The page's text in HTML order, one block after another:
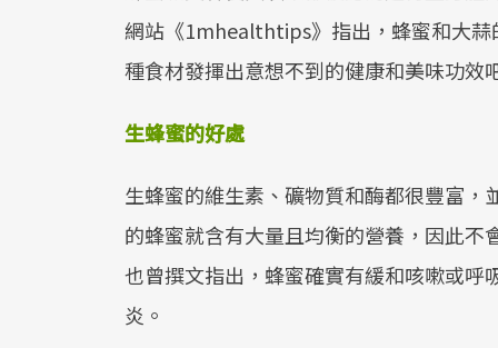
網站《1mhealthtips》指出，蜂蜜和大蒜
種食材發揮出意想不到的健康和美味功效
生蜂蜜的好處
生蜂蜜的維生素、礦物質和酶都很豐富
的蜂蜜就含有大量且均衡的營養，因此
也曾撰文指出，蜂蜜確實有緩和咳嗽或
炎。